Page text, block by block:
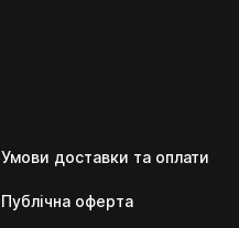
Умови доставки та оплати
Публічна оферта